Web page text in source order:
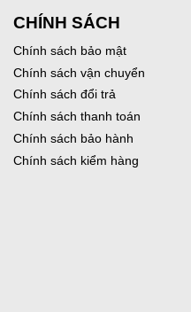
CHÍNH SÁCH
Chính sách bảo mật
Chính sách vận chuyển
Chính sách đổi trả
Chính sách thanh toán
Chính sách bảo hành
Chính sách kiểm hàng